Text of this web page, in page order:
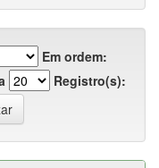
Em ordem:
Registro(s):